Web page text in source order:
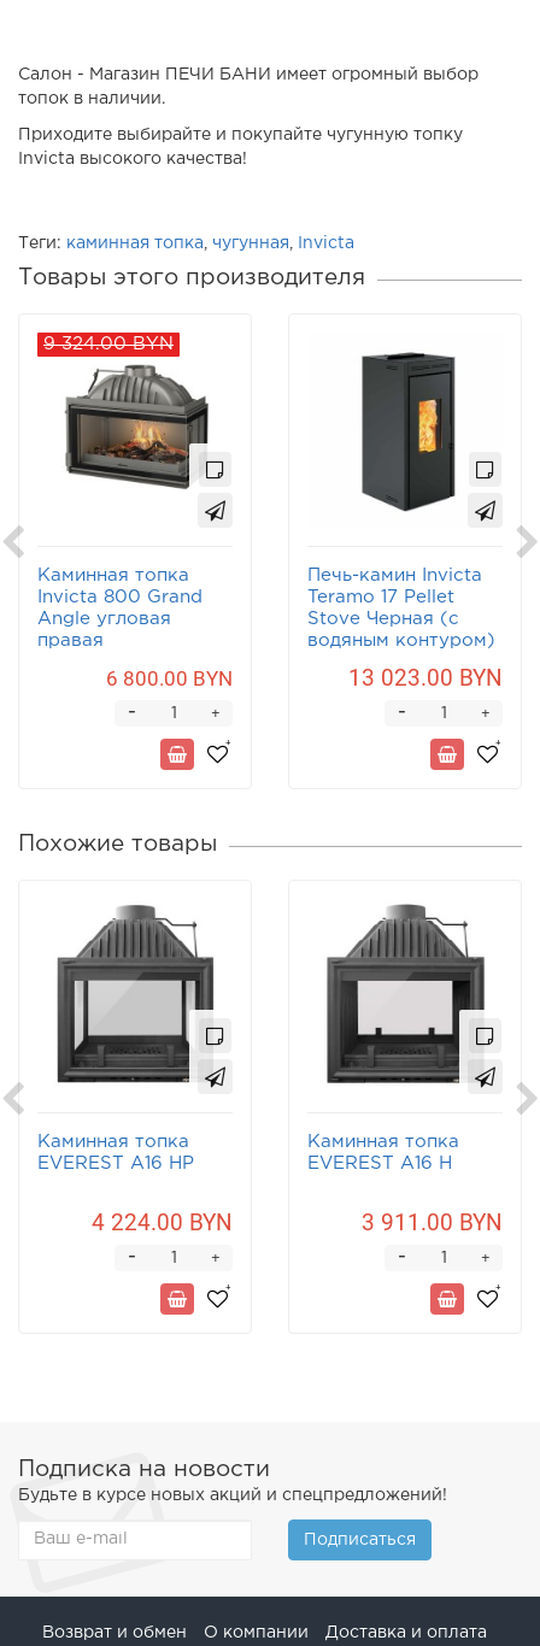
Салон - Магазин ПЕЧИ БАНИ имеет огромный выбор
топок в наличии.
Приходите выбирайте и покупайте чугунную топку
Invicta высокого качества!
Теги: каминная топка чугунная Invicta
Товары этого производителя
9 324.00 BYN
Каминная топка
Invicta 800 Grand
Angle угловая
правая
6 800.00 BYN
+
-
Печь-камин Invicta
Teramo 17 Pellet
Stove Черная (с
водяным контуром)
13 023.00 BYN
+
-
Похожие товары
Каминная топка
EVEREST A16 НP
4 224.00 BYN
+
-
Каминная топка
EVEREST A16 Н
3 911.00 BYN
+
-
Подписка на новости
Будьте в курсе новых акций и спецпредложений!
Подписаться
Возврат и обмен О компании Доставка и оплата